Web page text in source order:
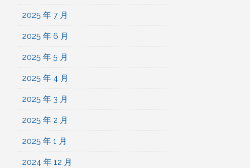
2025 年 7 月
2025 年 6 月
2025 年 5 月
2025 年 4 月
2025 年 3 月
2025 年 2 月
2025 年 1 月
2024 年 12 月